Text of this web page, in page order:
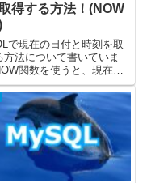
得する方法！(NOW
で現在の日付と時刻を取
方法について書いていま
関数を使うと、現在の
時刻を取得することができ
この記事に載せているSQL
のバージョン8.0.32を
動作を確認しています。公
ュメントではこ...